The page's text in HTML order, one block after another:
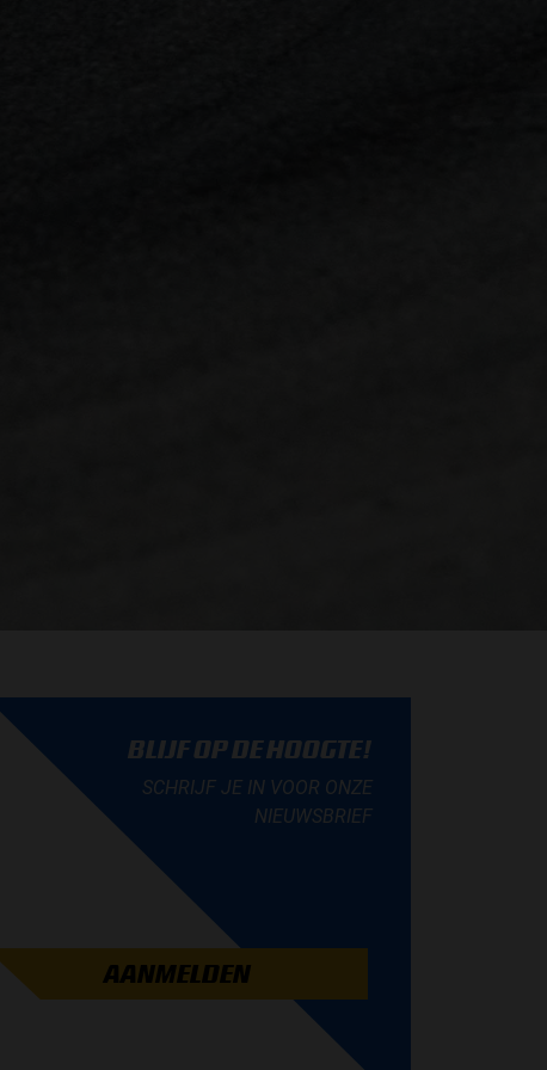
BLIJF OP DE HOOGTE!
SCHRIJF JE IN VOOR ONZE
NIEUWSBRIEF
AANMELDEN